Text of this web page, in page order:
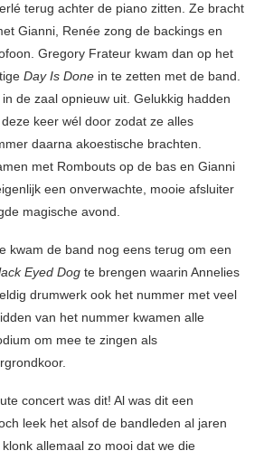
terug achter de piano zitten. Ze bracht
Gianni, Renée zong de backings en
Gregory Frateur kwam dan op het
Day Is Done in te zetten met de band.
de zaal opnieuw uit. Gelukkig hadden
keer wél door zodat ze alles
daarna akoestische brachten.
met Rombouts op de bas en Gianni
een onverwachte, mooie afsluiter
magische avond.
kwam de band nog eens terug om een
Eyed Dog te brengen waarin Annelies
drumwerk ook het nummer met veel
van het nummer kwamen alle
om mee te zingen als
concert was dit! Al was dit een
leek het alsof de bandleden al jaren
allemaal zo mooi dat we die